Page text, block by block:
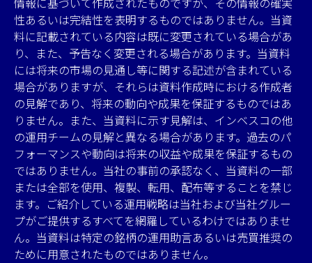
性あるいは完結性を表明するものではありません。当資
料に記載されている内容は既に変更されている場合があ
り、また、予告なく変更される場合があります。当資料
には将来の市場の見通し等に関する記述が含まれている
場合がありますが、それらは資料作成時における作成者
の見解であり、将来の動向や成果を保証するものではあ
りません。また、当資料に示す見解は、インベスコの他
の運用チームの見解と異なる場合があります。過去のパ
フォーマンスや動向は将来の収益や成果を保証するもの
ではありません。当社の事前の承認なく、当資料の一部
または全部を使用、複製、転用、配布等することを禁じ
ます。ご紹介している運用戦略は当社および当社グルー
プがご提供するすべてを網羅しているわけではありませ
ん。当資料は特定の銘柄の運用助言あるいは売買推奨の
ために用意されたものではありません。